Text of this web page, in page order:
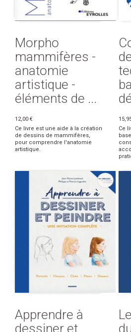
Morpho
mammifères -
anatomie
artistique -
éléments de ...
12,00 €
Ce livre est une aide à la création
de dessins de mammifères,
pour comprendre l'anatomie
artistique.
Ce
Apprendre à
dessiner et